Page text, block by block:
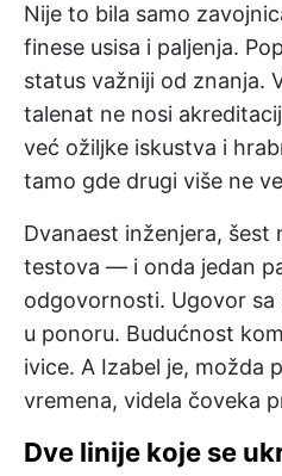
Nije to bila samo
finese usisa i paljenja.
status važniji od znanja.
talenat ne nosi
već ožiljke iskustva i
tamo gde drugi više ne
Dvanaest inženjera, šest
testova — i onda jedan
odgovornosti. Ugovor sa
u ponoru. Budućnost
ivice. A Izabel je, možda
vremena, videla čoveka
Dve linije koje se